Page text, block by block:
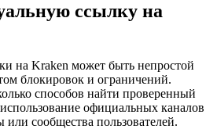
ссылку на
на Kraken может быть непростой
блокировок и ограничений.
способов найти проверенный
официальных каналов
или сообщества пользователей.